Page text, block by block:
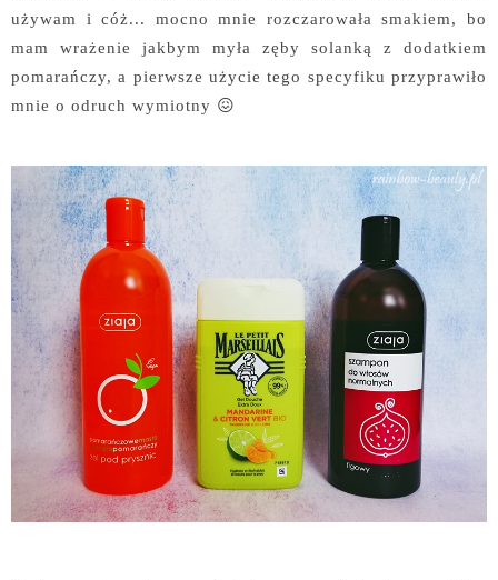
używam i cóż... mocno mnie rozczarowała smakiem, bo
mam wrażenie jakbym myła zęby solanką z dodatkiem
pomarańczy, a pierwsze użycie tego specyfiku przyprawiło
mnie o odruch wymiotny 😖